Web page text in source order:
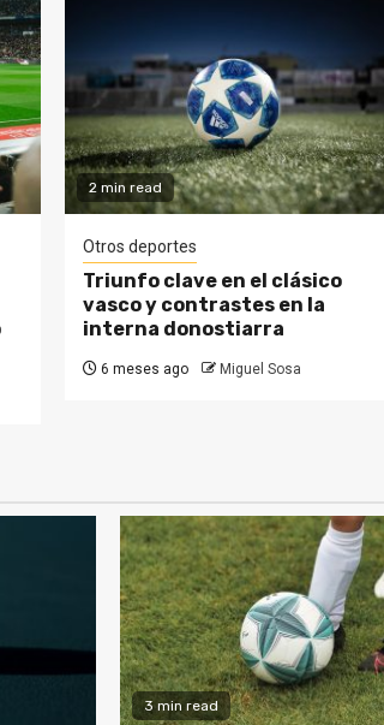
2 min read
Otros deportes
Triunfo clave en el clásico
vasco y contrastes en la
interna donostiarra
6 meses ago Miguel Sosa
3 min read